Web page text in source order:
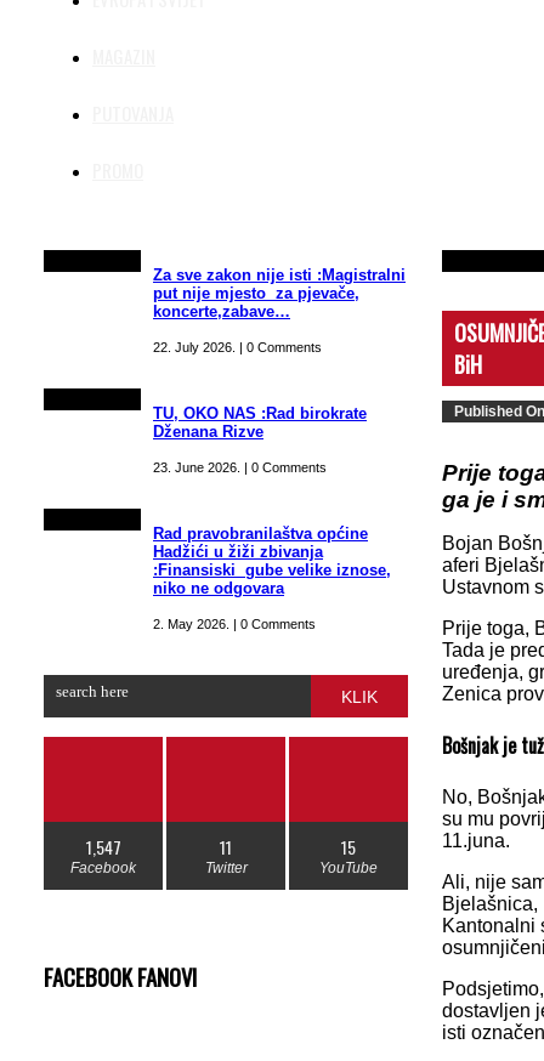
Za sve zakon nije isti :Magistralni
put nije mjesto za pjevače,
koncerte,zabave…
22. July 2026. | 0 Comments
TU, OKO NAS :Rad birokrate
Dženana Rizve
23. June 2026. | 0 Comments
Rad pravobranilaštva općine
Hadžići u žiži zbivanja
:Finansiski gube velike iznose,
niko ne odgovara
2. May 2026. | 0 Comments
KLIK
1,547
Facebook
11
Twitter
15
YouTube
FACEBOOK FANOVI
BiH
Published
Prije
ga je i
Bojan
aferi
Ustavnom
Prije toga,
Tada je
uređenja,
Zenica
Bošnjak je
No,
su mu
11.juna.
Ali, nije
Bjelašnica,
Kantonalni
dostavljen
isti